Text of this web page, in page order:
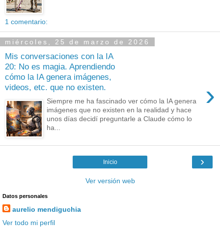
1 comentario:
miércoles, 25 de marzo de 2026
Mis conversaciones con la IA
20: No es magia. Aprendiendo
cómo la IA genera imágenes,
videos, etc. que no existen.
›
Siempre me ha fascinado ver cómo la IA genera
imágenes que no existen en la realidad y hace
unos días decidí preguntarle a Claude cómo lo
ha...
›
Inicio
Ver versión web
Datos personales
aurelio mendiguchia
Ver todo mi perfil